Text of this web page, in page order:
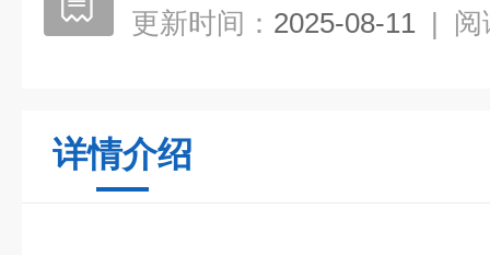
更新时间： 2025-08-11 | 阅
详情介绍